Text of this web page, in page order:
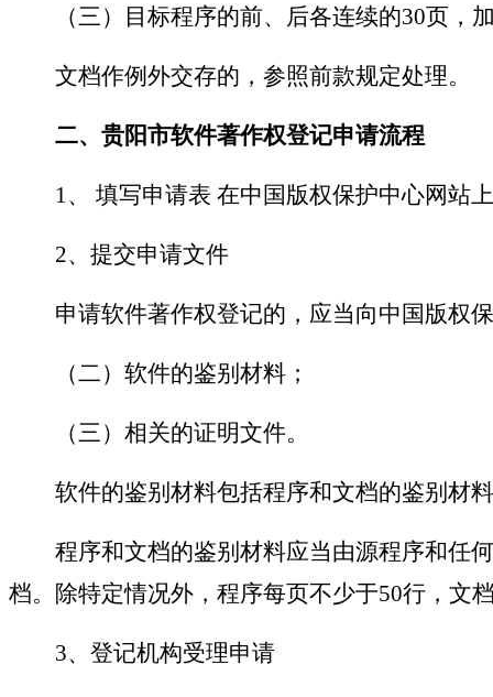
（三）目标程序的前、后各连续的30页，
文档作例外交存的，参照前款规定处理。
二、 贵阳市软件著作权登记申请流程
1、 填写申请表 在中国版权保护中心网站
2、提交申请文件
申请软件著作权登记的，应当向中国版权保
（二）软件的鉴别材料；
（三）相关的证明文件。
软件的鉴别材料包括程序和文档的鉴别材
程序和文档的鉴别材料应当由源程序和任何
档。除特定情况外，程序每页不少于50行，文
3、登记机构受理申请